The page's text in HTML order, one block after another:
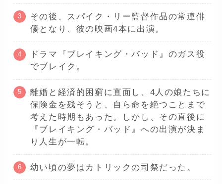
その後、スパイク・リー監督作品の常連俳
優となり、彼の映画4本に出演。
ドラマ『ブレイキング・バッド』のガス役
でブレイク。
離婚と経済的困窮に直面し、4人の娘たちに
保険金を残そうと、自ら命を絶つことまで
考えた時期もあった。しかし、その直後に
『ブレイキング・バッド』への出演が決ま
り人生が一転。
幼い頃の夢はカトリックの司祭だった。